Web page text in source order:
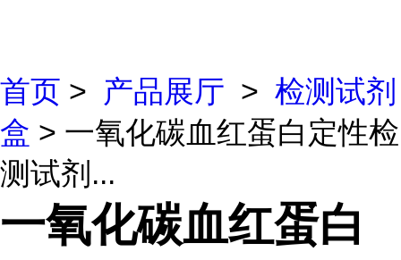
首页 > 产品展厅 > 检测试剂
盒 > 一氧化碳血红蛋白定性检
测试剂...
一氧化碳血红蛋白